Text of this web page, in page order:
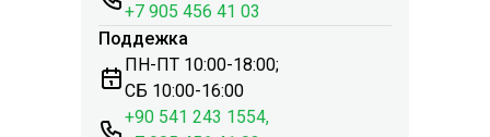
+7 905 456 41 03
Поддежка
ПН-ПТ 10:00-18:00;
СБ 10:00-16:00
+90 541 243 1554,